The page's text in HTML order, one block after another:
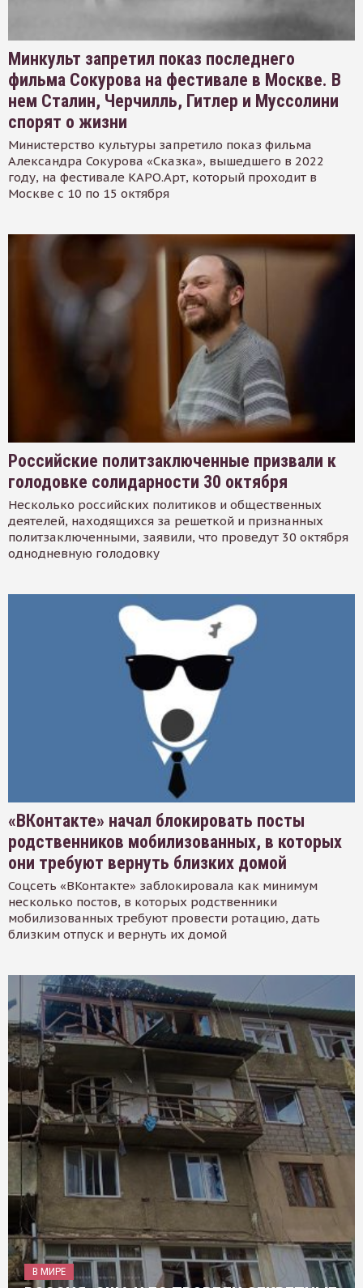
Минкульт запретил показ последнего
фильма Сокурова на фестивале в Москве. В
нем Сталин, Черчилль, Гитлер и Муссолини
спорят о жизни
Министерство культуры запретило показ фильма
Александра Сокурова «Сказка», вышедшего в 2022
году, на фестивале КАРО.Арт, который проходит в
Москве с 10 по 15 октября
Российские политзаключенные призвали к
голодовке солидарности 30 октября
Несколько российских политиков и общественных
деятелей, находящихся за решеткой и признанных
политзаключенными, заявили, что проведут 30 октября
однодневную голодовку
«ВКонтакте» начал блокировать посты
родственников мобилизованных, в которых
они требуют вернуть близких домой
Соцсеть «ВКонтакте» заблокировала как минимум
несколько постов, в которых родственники
мобилизованных требуют провести ротацию, дать
близким отпуск и вернуть их домой
В МИРЕ